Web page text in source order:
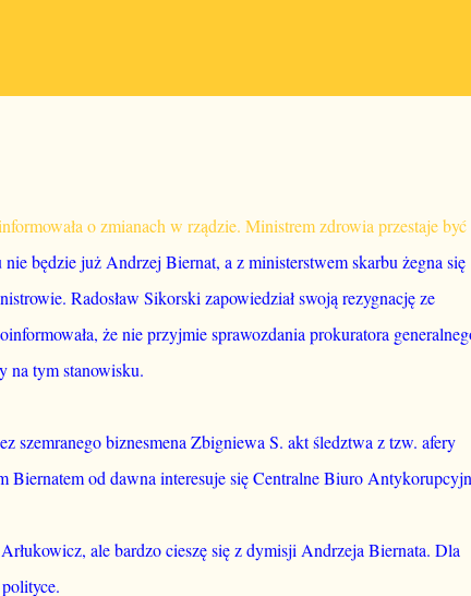
o zmianach w rządzie. Ministrem zdrowia przestaje być
będzie już Andrzej Biernat, a z ministerstwem skarbu żegna się
Radosław Sikorski zapowiedział swoją rezygnację ze
że nie przyjmie sprawozdania prokuratora
na tym stanowisku.
szemranego biznesmena Zbigniewa S. akt śledztwa z tzw. afery
Biernatem od dawna interesuje się Centralne Biuro
ale bardzo cieszę się z dymisji Andrzeja Biernata. Dla